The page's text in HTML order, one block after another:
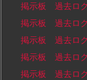
掲示板 過去ロ
掲示板 過去ロ
掲示板 過去ロ
掲示板 過去ロ
掲示板 過去ロ